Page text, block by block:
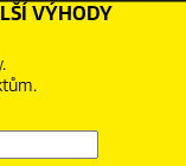
VÝHODY